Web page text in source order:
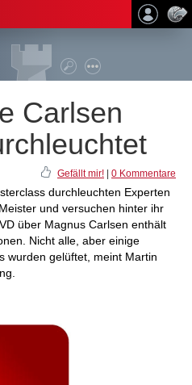
Carlsen
Gefällt mir! 0 Kommentare
durchleuchten Experten
und versuchen hinter ihr
über Magnus Carlsen enthält
Nicht alle, aber einige
wurden gelüftet, meint Martin